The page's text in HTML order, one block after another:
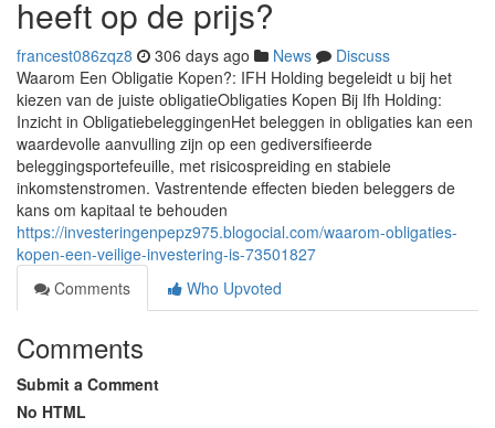
heeft op de prijs?
francest086zqz8 306 days ago News
Discuss
Waarom Een Obligatie Kopen?: IFH Holding begeleidt u bij het
kiezen van de juiste obligatieObligaties Kopen Bij Ifh Holding:
Inzicht in ObligatiebeleggingenHet beleggen in obligaties kan een
waardevolle aanvulling zijn op een gediversifieerde
beleggingsportefeuille, met risicospreiding en stabiele
inkomstenstromen. Vastrentende effecten bieden beleggers de
kans om kapitaal te behouden
https://investeringenpepz975.blogocial.com/waarom-obligaties-
kopen-een-veilige-investering-is-73501827
Comments
Who Upvoted
Comments
Submit a Comment
No HTML